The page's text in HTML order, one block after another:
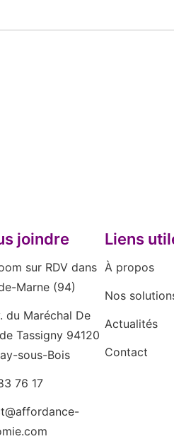
joindre
sur RDV dans
Marne (94)
du Maréchal De
Tassigny 94120
sous-Bois
76 17
Liens
À propos
Nos
Actualités
Contact